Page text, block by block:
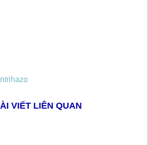
VIẾT LIÊN QUAN